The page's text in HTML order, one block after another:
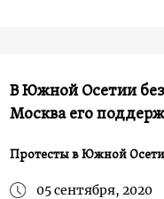
В Южной Осетии без
Москва его
Протесты в Южной
05 сентября, 2020